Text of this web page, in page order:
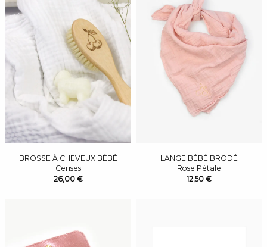
BROSSE À CHEVEUX BÉBÉ
Cerises
26,00 €
LANGE BÉBÉ BRODÉ
Rose Pétale
12,50 €